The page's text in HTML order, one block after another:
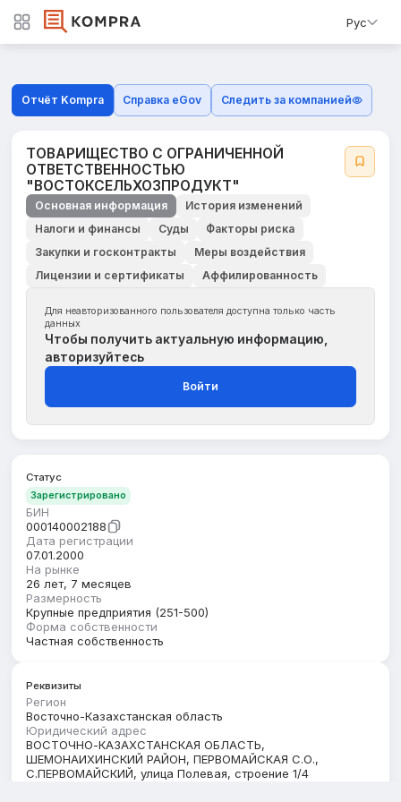
Рус
Отчёт Kompra Справка eGov Следить за компанией
ТОВАРИЩЕСТВО С ОГРАНИЧЕННОЙ
ОТВЕТСТВЕННОСТЬЮ
"ВОСТОКСЕЛЬХОЗПРОДУКТ"
Основная информация
История изменений
Налоги и финансы
Суды
Факторы риска
Закупки и госконтракты
Меры воздействия
Лицензии и сертификаты
Аффилированность
Для неавторизованного пользователя доступна только часть
данных
Чтобы получить актуальную информацию,
авторизуйтесь
Войти
Статус
Зарегистрировано
БИН
000140002188
Дата регистрации
07.01.2000
На рынке
26 лет, 7 месяцев
Размерность
Крупные предприятия (251-500)
Форма собственности
Частная собственность
Реквизиты
Регион
Восточно-Казахстанская область
Юридический адрес
ВОСТОЧНО-КАЗАХСТАНСКАЯ ОБЛАСТЬ,
ШЕМОНАИХИНСКИЙ РАЙОН, ПЕРВОМАЙСКАЯ С.О.,
С.ПЕРВОМАЙСКИЙ, улица Полевая, строение 1/4